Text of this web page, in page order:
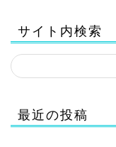
サイト内検索
最近の投稿